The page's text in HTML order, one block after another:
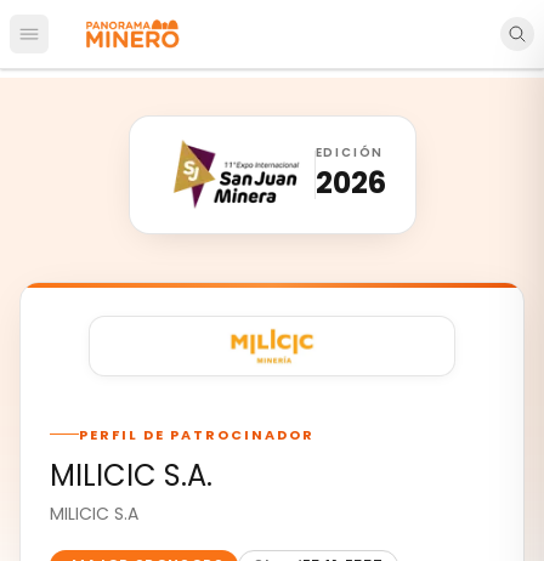
Abrir menú principal
EDICIÓN
2026
PERFIL DE PATROCINADOR
MILICIC S.A.
MILICIC S.A